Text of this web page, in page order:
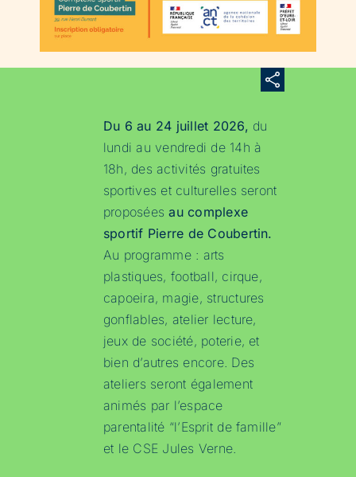
Du 6 au 24 juillet 2026, du
lundi au vendredi de 14h à
18h, des activités gratuites
sportives et culturelles seront
proposéesau complexe
sportif Pierre de Coubertin.
Au programme : arts
plastiques, football, cirque,
capoeira, magie, structures
gonflables, atelier lecture,
jeux de société, poterie, et
bien d’autres encore. Des
ateliers seront également
animés par l’espace
parentalité “l’Esprit de famille”
et le CSE Jules Verne.